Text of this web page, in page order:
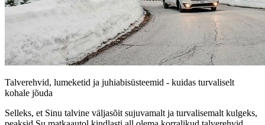
Talverehvid, lumeketid ja juhiabisüsteemid - kuidas turvaliselt
kohale jõuda
Selleks, et Sinu talvine väljasõit sujuvamalt ja turvalisemalt kulgeks,